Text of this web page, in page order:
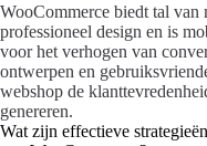
WooCommerce biedt tal van
professioneel design en is
voor het verhogen van
ontwerpen en
webshop de
genereren.
Wat zijn effectieve